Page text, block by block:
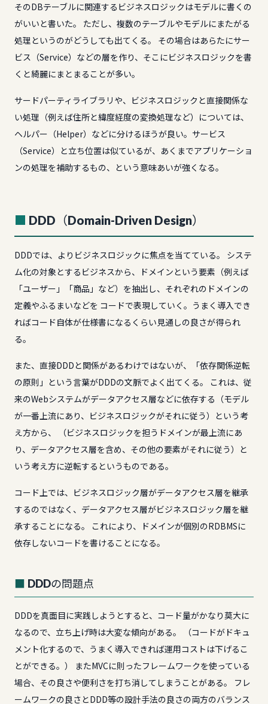
そのDBテーブルに関連するビジネスロジックはモデルに書くの
がいいと書いた。 ただし、複数のテーブルやモデルにまたがる
処理というのがどうしても出てくる。 その場合はあらたにサー
ビス（Service）などの層を作り、そこにビジネスロジックを書
くと綺麗にまとまることが多い。
サードパーティライブラリや、ビジネスロジックと直接関係な
い処理（例えば住所と緯度経度の変換処理など）については、
ヘルパー（Helper）などに分けるほうが良い。サービス
（Service）と立ち位置は似ているが、あくまでアプリケーショ
ンの処理を補助するもの、という意味あいが強くなる。
DDD（Domain-Driven Design）
DDDでは、よりビジネスロジックに焦点を当てている。 システ
ム化の対象とするビジネスから、ドメインという要素（例えば
「ユーザー」「商品」など）を抽出し、それぞれのドメインの
定義やふるまいなどを コードで表現していく。うまく導入でき
ればコード自体が仕様書になるくらい見通しの良さが得られ
る。
また、直接DDDと関係があるわけではないが、「依存関係逆転
の原則」という言葉がDDDの文脈でよく出てくる。 これは、従
来のWebシステムがデータアクセス層などに依存する（モデル
が一番上流にあり、ビジネスロジックがそれに従う）という考
え方から、 （ビジネスロジックを担うドメインが最上流にあ
り、データアクセス層を含め、その他の要素がそれに従う）と
いう考え方に逆転するというものである。
コード上では、ビジネスロジック層がデータアクセス層を継承
するのではなく、データアクセス層がビジネスロジック層を継
承することになる。 これにより、ドメインが個別のRDBMSに
依存しないコードを書けることになる。
DDDの問題点
DDDを真面目に実践しようとすると、コード量がかなり莫大に
なるので、立ち上げ時は大変な傾向がある。 （コードがドキュ
メント化するので、うまく導入できれば運用コストは下げるこ
とができる。） またMVCに則ったフレームワークを使っている
場合、その良さや便利さを打ち消してしまうことがある。 フレ
ームワークの良さとDDD等の設計手法の良さの両方のバランス